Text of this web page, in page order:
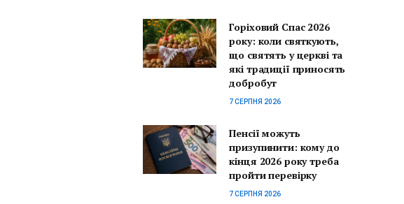
Горіховий Спас 2026
року: коли святкують,
що святять у церкві та
які традиції приносять
добробут
7 СЕРПНЯ 2026
Пенсії можуть
призупинити: кому до
кінця 2026 року треба
пройти перевірку
7 СЕРПНЯ 2026